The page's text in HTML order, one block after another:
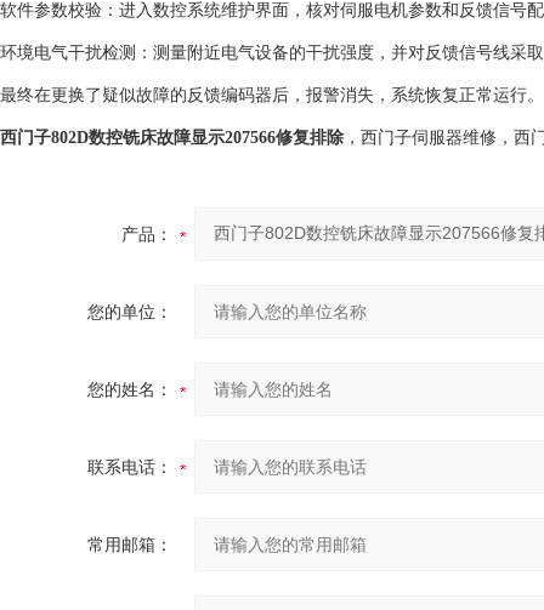
软件参数校验：进入数控系统维护界面，核对伺服电机参数和反馈信号
环境电气干扰检测：测量附近电气设备的干扰强度，并对反馈信号线采
最终在更换了疑似故障的反馈编码器后，报警消失，系统恢复正常运行。
西门子802D数控铣床故障显示207566修复排除 ，西门子伺服器维修，西
产品：
您的单位：
您的姓名：
联系电话：
常用邮箱：